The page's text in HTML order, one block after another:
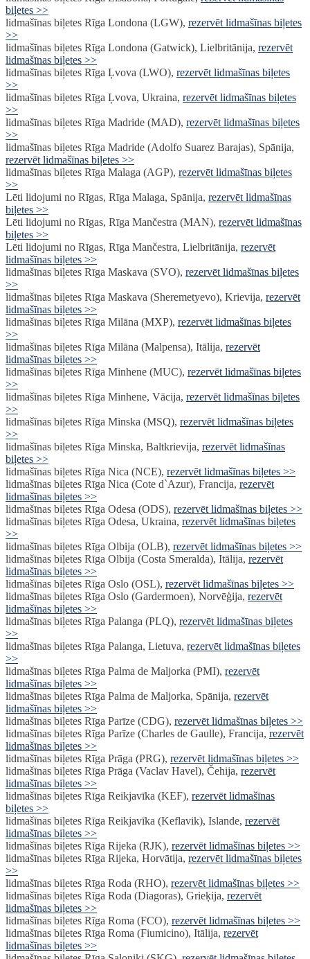
biļetes >>
lidmašīnas biļetes Rīga Londona (LGW), rezervēt lidmašīnas biļetes
>>
lidmašīnas biļetes Rīga Londona (Gatwick), Lielbritānija, rezervēt
lidmašīnas biļetes >>
lidmašīnas biļetes Rīga Ļvova (LWO), rezervēt lidmašīnas biļetes
>>
lidmašīnas biļetes Rīga Ļvova, Ukraina, rezervēt lidmašīnas biļetes
>>
lidmašīnas biļetes Rīga Madride (MAD), rezervēt lidmašīnas biļetes
>>
lidmašīnas biļetes Rīga Madride (Adolfo Suarez Barajas), Spānija,
rezervēt lidmašīnas biļetes >>
lidmašīnas biļetes Rīga Malaga (AGP), rezervēt lidmašīnas biļetes
>>
Lēti lidojumi no Rīgas, Rīga Malaga, Spānija, rezervēt lidmašīnas
biļetes >>
Lēti lidojumi no Rīgas, Rīga Mančestra (MAN), rezervēt lidmašīnas
biļetes >>
Lēti lidojumi no Rīgas, Rīga Mančestra, Lielbritānija, rezervēt
lidmašīnas biļetes >>
lidmašīnas biļetes Rīga Maskava (SVO), rezervēt lidmašīnas biļetes
>>
lidmašīnas biļetes Rīga Maskava (Sheremetyevo), Krievija, rezervēt
lidmašīnas biļetes >>
lidmašīnas biļetes Rīga Milāna (MXP), rezervēt lidmašīnas biļetes
>>
lidmašīnas biļetes Rīga Milāna (Malpensa), Itālija, rezervēt
lidmašīnas biļetes >>
lidmašīnas biļetes Rīga Minhene (MUC), rezervēt lidmašīnas biļetes
>>
lidmašīnas biļetes Rīga Minhene, Vācija, rezervēt lidmašīnas biļetes
>>
lidmašīnas biļetes Rīga Minska (MSQ), rezervēt lidmašīnas biļetes
>>
lidmašīnas biļetes Rīga Minska, Baltkrievija, rezervēt lidmašīnas
biļetes >>
lidmašīnas biļetes Rīga Nica (NCE), rezervēt lidmašīnas biļetes >>
lidmašīnas biļetes Rīga Nica (Cote d`Azur), Francija, rezervēt
lidmašīnas biļetes >>
lidmašīnas biļetes Rīga Odesa (ODS), rezervēt lidmašīnas biļetes >>
lidmašīnas biļetes Rīga Odesa, Ukraina, rezervēt lidmašīnas biļetes
>>
lidmašīnas biļetes Rīga Olbija (OLB), rezervēt lidmašīnas biļetes >>
lidmašīnas biļetes Rīga Olbija (Costa Smeralda), Itālija, rezervēt
lidmašīnas biļetes >>
lidmašīnas biļetes Rīga Oslo (OSL), rezervēt lidmašīnas biļetes >>
lidmašīnas biļetes Rīga Oslo (Gardermoen), Norvēģija, rezervēt
lidmašīnas biļetes >>
lidmašīnas biļetes Rīga Palanga (PLQ), rezervēt lidmašīnas biļetes
>>
lidmašīnas biļetes Rīga Palanga, Lietuva, rezervēt lidmašīnas biļetes
>>
lidmašīnas biļetes Rīga Palma de Maljorka (PMI), rezervēt
lidmašīnas biļetes >>
lidmašīnas biļetes Rīga Palma de Maljorka, Spānija, rezervēt
lidmašīnas biļetes >>
lidmašīnas biļetes Rīga Parīze (CDG), rezervēt lidmašīnas biļetes >>
lidmašīnas biļetes Rīga Parīze (Charles de Gaulle), Francija, rezervēt
lidmašīnas biļetes >>
lidmašīnas biļetes Rīga Prāga (PRG), rezervēt lidmašīnas biļetes >>
lidmašīnas biļetes Rīga Prāga (Vaclav Havel), Čehija, rezervēt
lidmašīnas biļetes >>
lidmašīnas biļetes Rīga Reikjavīka (KEF), rezervēt lidmašīnas
biļetes >>
lidmašīnas biļetes Rīga Reikjavīka (Keflavik), Islande, rezervēt
lidmašīnas biļetes >>
lidmašīnas biļetes Rīga Rijeka (RJK), rezervēt lidmašīnas biļetes >>
lidmašīnas biļetes Rīga Rijeka, Horvātija, rezervēt lidmašīnas biļetes
>>
lidmašīnas biļetes Rīga Roda (RHO), rezervēt lidmašīnas biļetes >>
lidmašīnas biļetes Rīga Roda (Diagoras), Grieķija, rezervēt
lidmašīnas biļetes >>
lidmašīnas biļetes Rīga Roma (FCO), rezervēt lidmašīnas biļetes >>
lidmašīnas biļetes Rīga Roma (Fiumicino), Itālija, rezervēt
lidmašīnas biļetes >>